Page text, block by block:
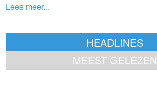
Lees meer...
HEADLINES
MEEST GELEZEN